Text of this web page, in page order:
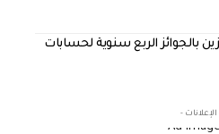
بالجوائز الربع سنوية لحسابات
الإعلانات -